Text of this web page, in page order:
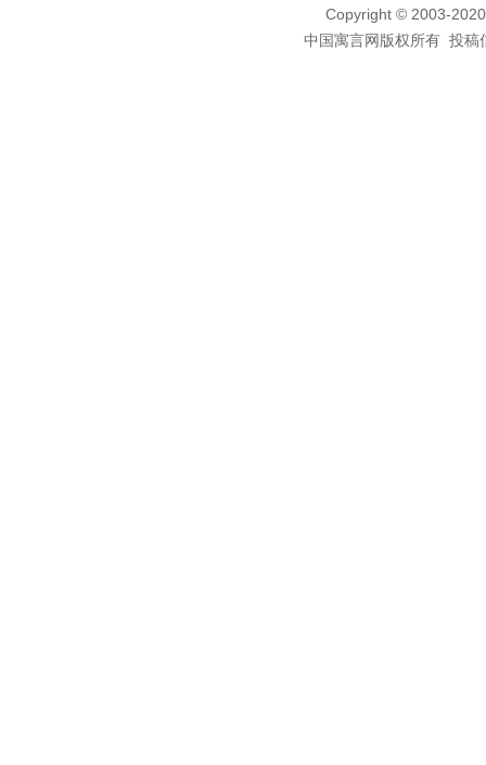
Copyright © 2003-
中国寓言网版权所有 投